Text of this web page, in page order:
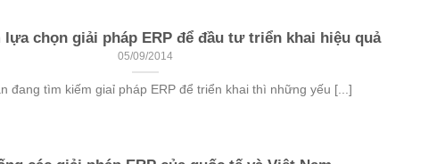
lựa chọn giải pháp ERP để đầu tư triển khai hiệu quả
05/09/2014
đang tìm kiếm giaỉ pháp ERP để triển khai thì những yếu [...]